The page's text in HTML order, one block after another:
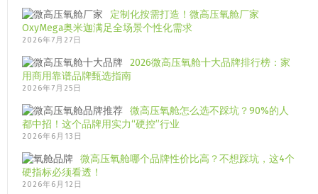
定制化按需打造！微高压氧舱厂家
OxyMega奥米迦满足全场景个性化需求
2026年7月27日
2026微高压氧舱十大品牌排行榜：家
用商用靠谱品牌甄选指南
2026年7月25日
微高压氧舱怎么选不踩坑？90%的人
都中招！这个品牌用实力“硬控”行业
2026年6月13日
微高压氧舱哪个品牌性价比高？不想踩坑，这4个
硬指标必须看透！
2026年6月12日